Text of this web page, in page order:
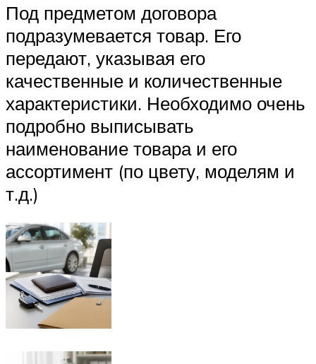
Под предметом договора
подразумевается товар. Его
передают, указывая его
качественные и количественные
характеристики. Необходимо очень
подробно выписывать
наименование товара и его
ассортимент (по цвету, моделям и
т.д.)